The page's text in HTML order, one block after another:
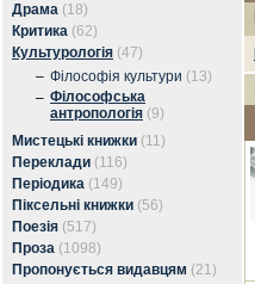
Драма (18)
Критика (62)
Культурологія (47)
– Філософія культури (13)
– Філософська
антропологія (9)
Мистецькі книжки (11)
Переклади (116)
Періодика (149)
Піксельні книжки (56)
Поезія (517)
Проза (1098)
Пропонується видавцям (21)